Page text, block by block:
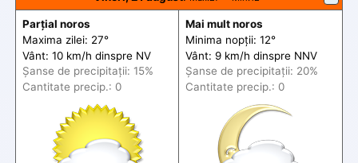
Parțial noros
Maxima zilei: 27°
Vânt: 10 km/h dinspre NV
Șanse de precipitații: 15%
Cantitate precip.: 0
Mai mult noros
Minima nopții: 12°
Vânt: 9 km/h dinspre NNV
Șanse de precipitații: 20%
Cantitate precip.: 0